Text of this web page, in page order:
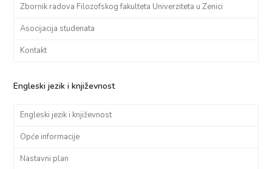
Zbornik radova Filozofskog fakulteta Univerziteta u Zenici
Asocijacija studenata
Kontakt
Engleski jezik i književnost
Engleski jezik i književnost
Opće informacije
Nastavni plan